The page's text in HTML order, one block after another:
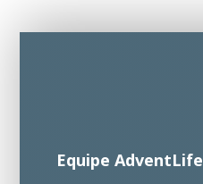
Equipe AdventLife